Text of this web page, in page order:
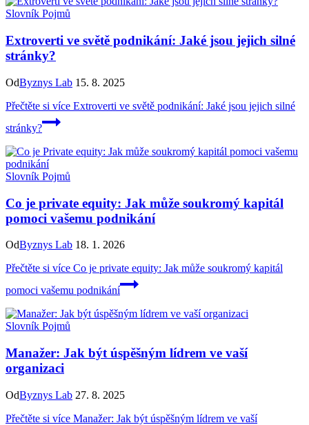
Slovník Pojmů
Extroverti ve světě podnikání: Jaké jsou jejich silné
stránky?
OdByznys Lab 15. 8. 2025
Přečtěte si více Extroverti ve světě podnikání: Jaké jsou jejich silné
stránky?
Slovník Pojmů
Co je private equity: Jak může soukromý kapitál
pomoci vašemu podnikání
OdByznys Lab 18. 1. 2026
Přečtěte si více Co je private equity: Jak může soukromý kapitál
pomoci vašemu podnikání
Slovník Pojmů
Manažer: Jak být úspěšným lídrem ve vaší
organizaci
OdByznys Lab 27. 8. 2025
Přečtěte si více Manažer: Jak být úspěšným lídrem ve vaší